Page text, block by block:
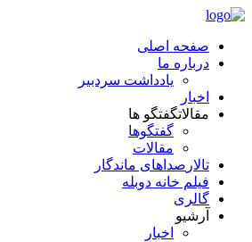
صفحه اصلی
درباره ما
یادداشت سردبیر
اخبار
مقالاتگفتگو ها
گفتگوها
مقالات
تالار صداهای ماندگار
فیلم خانه دوبله
گالری
آرشیو
اخبار